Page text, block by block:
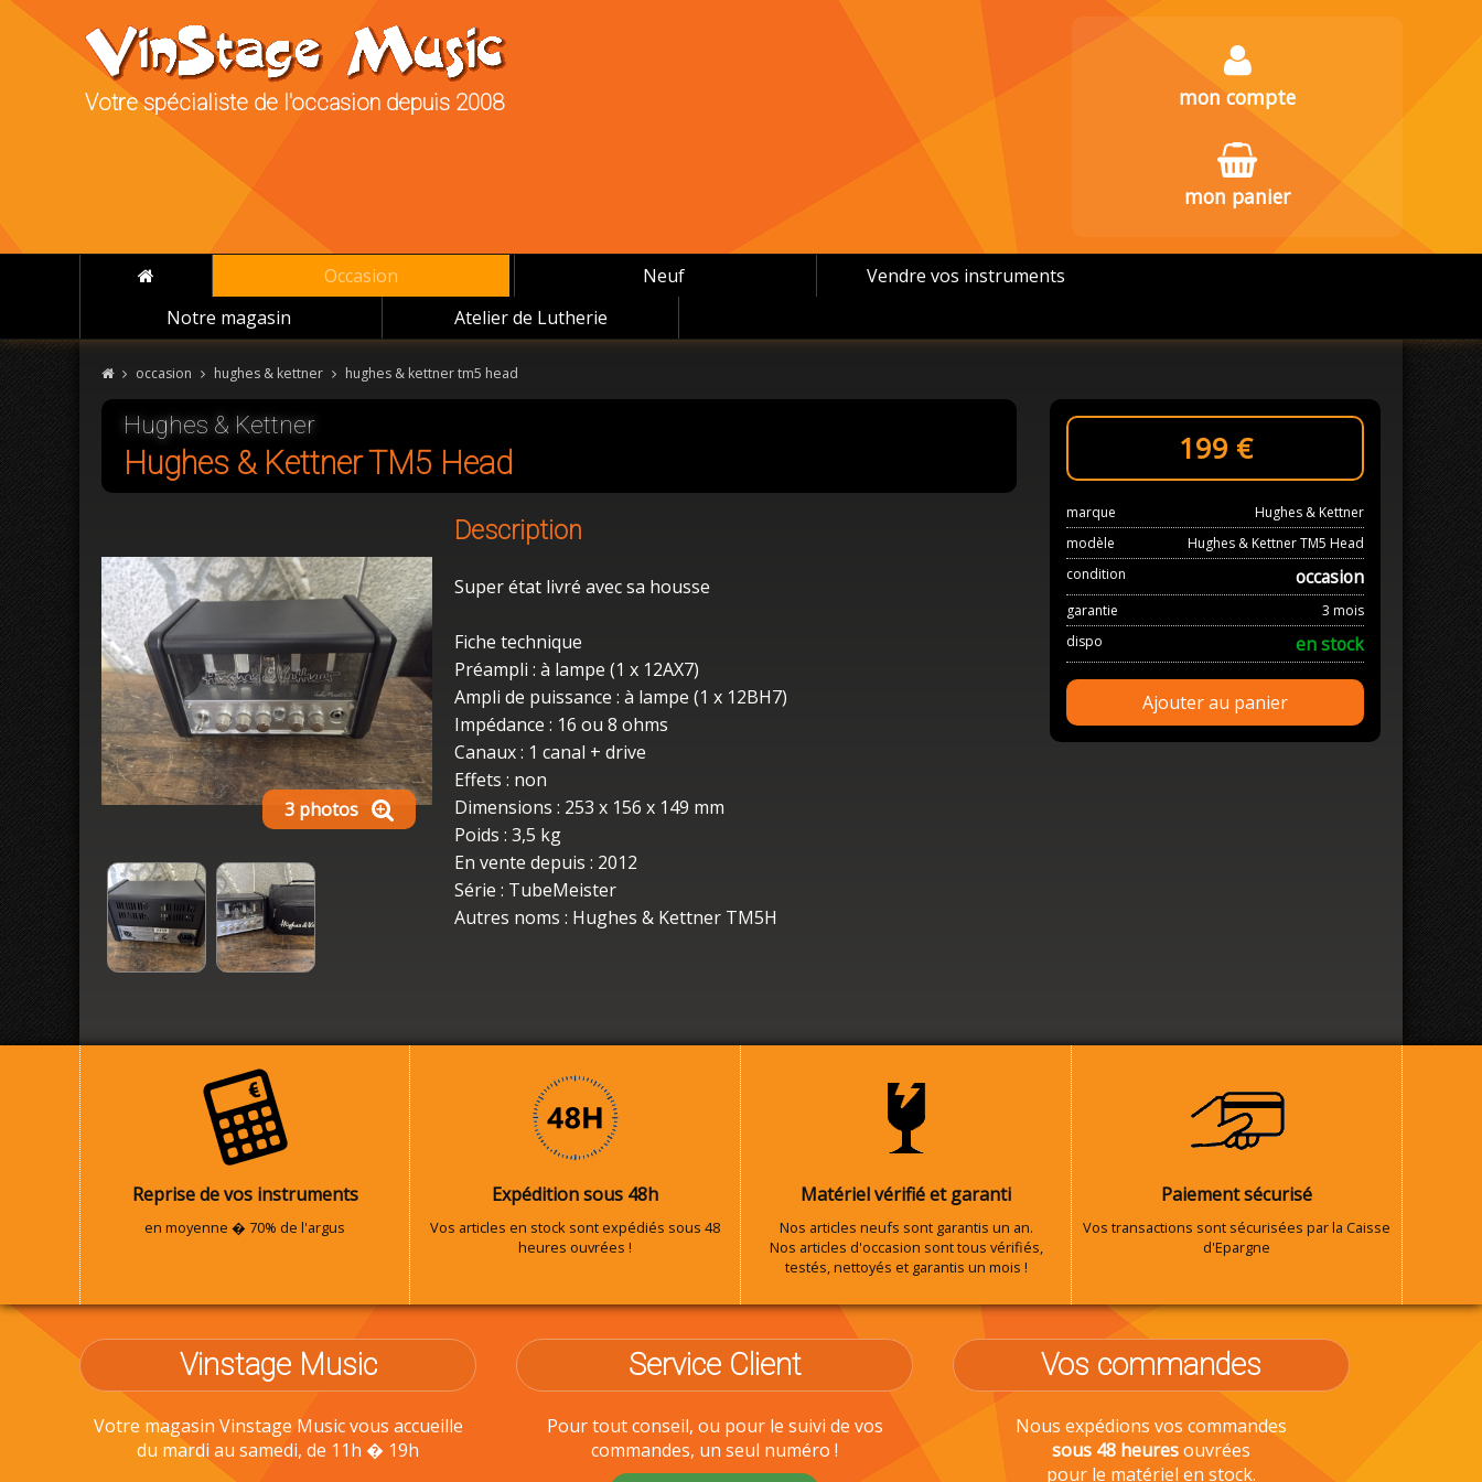
Votre spécialiste de l'occasion depuis 2008 mon compte
mon panier
Occasion Neuf
Vendre vos instruments
Notre magasin
Atelier de Lutherie
occasion hughes & kettner hughes & kettner tm5 head
Hughes & Kettner
Hughes & Kettner TM5 Head
3 photos
Description
Super état livré avec sa housse
Fiche technique
Préampli : à lampe (1 x 12AX7)
Ampli de puissance : à lampe (1 x 12BH7)
Impédance : 16 ou 8 ohms
Canaux : 1 canal + drive
Effets : non
Dimensions : 253 x 156 x 149 mm
Poids : 3,5 kg
En vente depuis : 2012
Série : TubeMeister
Autres noms : Hughes & Kettner TM5H
199 €
marque
Hughes & Kettner
modèle
Hughes & Kettner TM5 Head
condition
occasion
garantie
3 mois
dispo
en stock
Ajouter au panier
Reprise de vos instruments
en moyenne � 70% de l'argus
Expédition sous 48h
Vos articles en stock sont expédiés sous 48
heures ouvrées !
Matériel vérifié et garanti
Nos articles neufs sont garantis un an.
Nos articles d'occasion sont tous vérifiés,
testés, nettoyés et garantis un mois !
Paiement sécurisé
Vos transactions sont sécurisées par la Caisse
d'Epargne
Vinstage Music
Votre magasin Vinstage Music vous accueille
du mardi au samedi, de 11h � 19h
Service Client
Pour tout conseil, ou pour le suivi de vos
commandes, un seul numéro !
Vos commandes
Nous expédions vos commandes
sous 48 heuresouvrées
pour le matériel en stock.